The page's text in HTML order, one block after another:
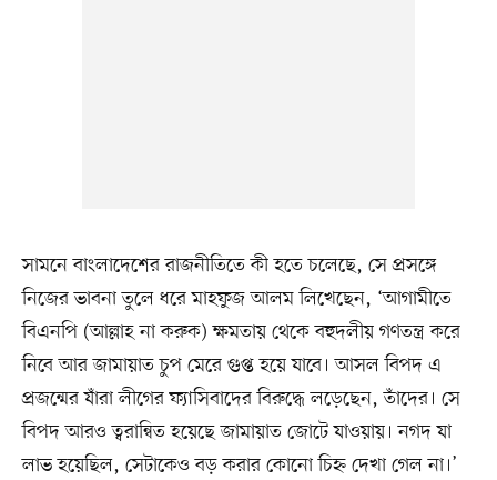
সামনে বাংলাদেশের রাজনীতিতে কী হতে চলেছে, সে প্রসঙ্গে
নিজের ভাবনা তুলে ধরে মাহফুজ আলম লিখেছেন, ‘আগামীতে
বিএনপি (আল্লাহ না করুক) ক্ষমতায় থেকে বহুদলীয় গণতন্ত্র করে
নিবে আর জামায়াত চুপ মেরে গুপ্ত হয়ে যাবে। আসল বিপদ এ
প্রজন্মের যাঁরা লীগের ফ্যাসিবাদের বিরুদ্ধে লড়েছেন, তাঁদের। সে
বিপদ আরও ত্বরান্বিত হয়েছে জামায়াত জোটে যাওয়ায়। নগদ যা
লাভ হয়েছিল, সেটাকেও বড় করার কোনো চিহ্ন দেখা গেল না।’